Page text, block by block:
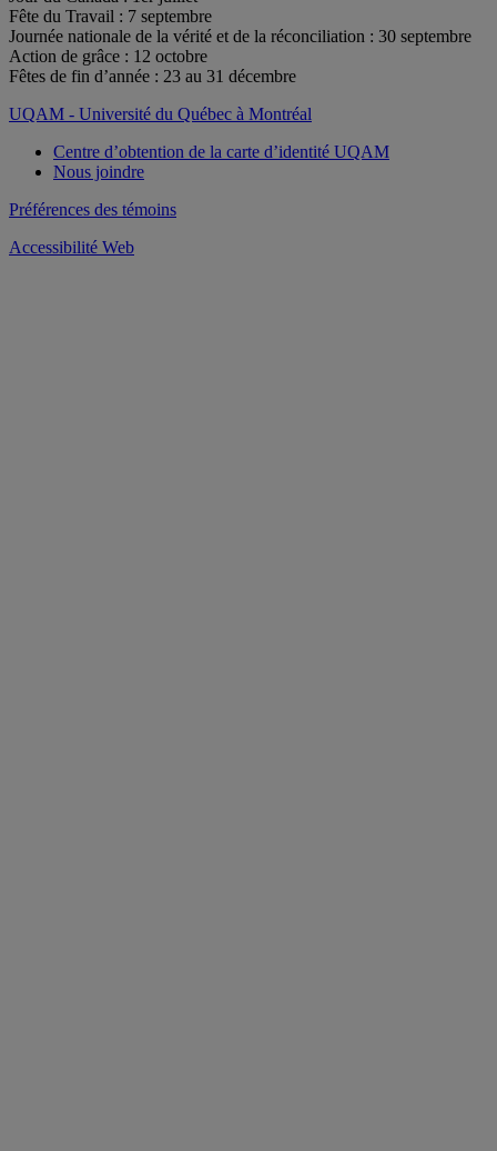
Fête du Travail : 7 septembre
Journée nationale de la vérité et de la réconciliation : 30 septembre
Action de grâce : 12 octobre
Fêtes de fin d’année : 23 au 31 décembre
UQAM - Université du Québec à Montréal
Centre d’obtention de la carte d’identité UQAM
Nous joindre
Préférences des témoins
Accessibilité Web